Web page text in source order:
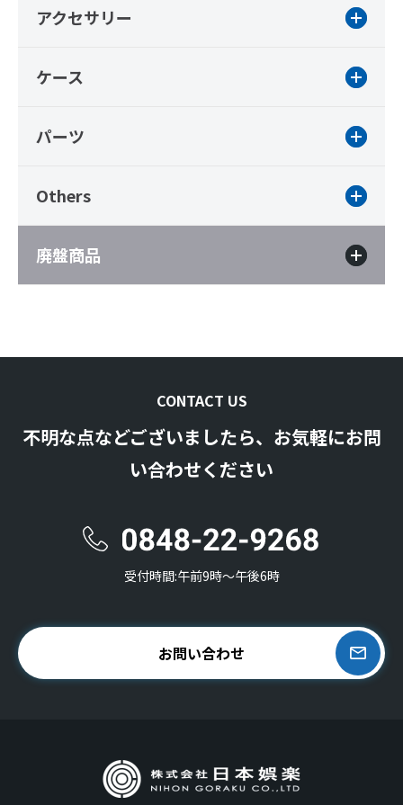
アクセサリー
ケース
パーツ
Others
廃盤商品
CONTACT US
不明な点などございましたら、お気軽にお問
い合わせください
受付時間:午前9時〜午後6時
お問い合わせ